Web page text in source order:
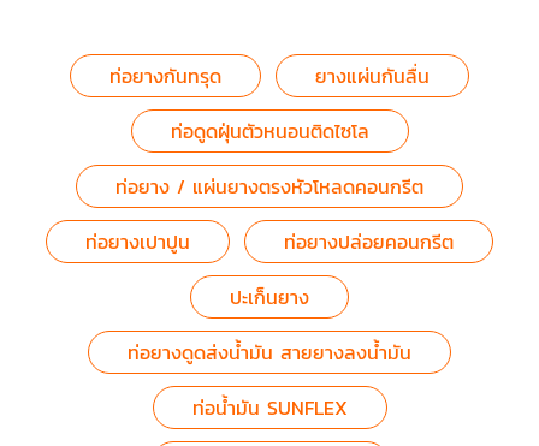
ท่อยางกันทรุด
ยางแผ่นกันลื่น
ท่อดูดฝุ่นตัวหนอนติดไซโล
ท่อยาง / แผ่นยางตรงหัวโหลดคอนกรีต
ท่อยางเปาปูน
ท่อยางปล่อยคอนกรีต
ปะเก็นยาง
ท่อยางดูดส่งน้ำมัน สายยางลงน้ำมัน
ท่อน้ำมัน SUNFLEX